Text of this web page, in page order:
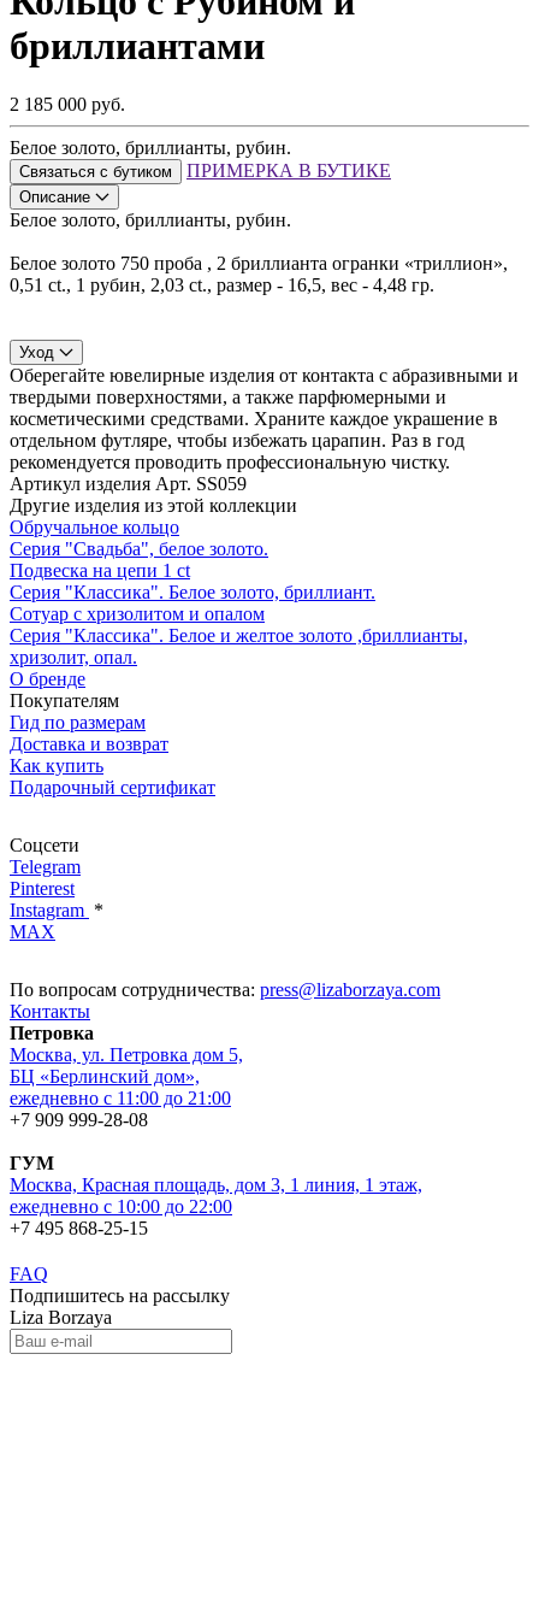
бриллиантами
2 185 000 руб.
Белое золото, бриллианты, рубин.
Связаться с бутиком ПРИМЕРКА В БУТИКЕ
Описание
Белое золото, бриллианты, рубин.
Белое золото 750 проба , 2 бриллианта огранки «триллион»,
0,51 ct., 1 рубин, 2,03 ct., размер - 16,5, вес - 4,48 гр.
Уход
Оберегайте ювелирные изделия от контакта с абразивными и
твердыми поверхностями, а также парфюмерными и
косметическими средствами. Храните каждое украшение в
отдельном футляре, чтобы избежать царапин. Раз в год
рекомендуется проводить профессиональную чистку.
Артикул изделия Арт. SS059
Другие изделия из этой коллекции
Обручальное кольцо
Серия "Свадьба", белое золото.
Подвеска на цепи 1 ct
Серия "Классика". Белое золото, бриллиант.
Сотуар с хризолитом и опалом
Серия "Классика". Белое и желтое золото ,бриллианты,
хризолит, опал.
О бренде
Покупателям
Гид по размерам
Доставка и возврат
Как купить
Подарочный сертификат
Соцсети
Telegram
Pinterest
Instagram *
MAX
По вопросам сотрудничества: press@lizaborzaya.com
Контакты
Петровка
Москва, ул. Петровка дом 5,
БЦ «Берлинский дом»,
ежедневно с 11:00 до 21:00
+7 909 999-28-08
ГУМ
Москва, Красная площадь, дом 3, 1 линия, 1 этаж,
ежедневно с 10:00 до 22:00
+7 495 868-25-15
FAQ
Подпишитесь на рассылку
Liza Borzaya